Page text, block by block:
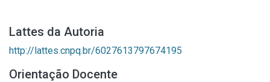
Lattes da Autoria
http://lattes.cnpq.br/6027613797674195
Orientação Docente